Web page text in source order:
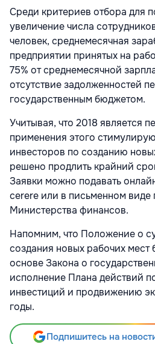
Среди критериев отбора для
увеличение числа
человек, среднемесячная
предприятии принятых на
75% от среднемесячной
отсутствие задолженностей
государственным бюджетом.
Учитывая, что 2018 является
применения этого
инвесторов по созданию
решено продлить крайний
Заявки можно подавать
cerere или в письменном виде
Министерства финансов.
Напомним, что Положение о
создания новых рабочих мест
основе Закона о
исполнение Плана действий
инвестиций и продвижению
годы.
Подпишитесь на